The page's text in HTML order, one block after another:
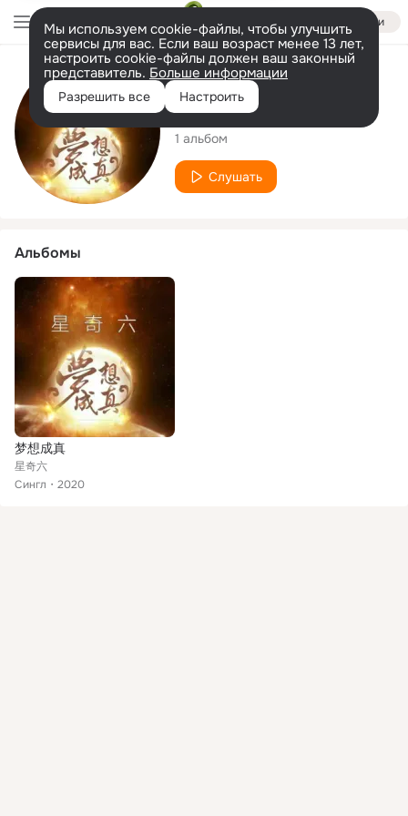
Войти
Мы используем cookie-файлы, чтобы улучшить
сервисы для вас. Если ваш возраст менее 13 лет,
настроить cookie-файлы должен ваш законный
представитель. Больше информации
Разрешить все Настроить
Исполнитель
星奇六
1 альбом
Слушать
Альбомы
梦想成真
星奇六
Сингл
2020